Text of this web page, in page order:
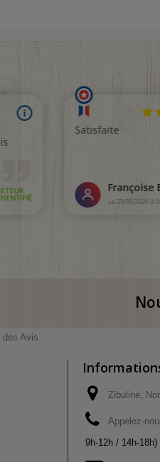
Zibuline,
Appelez-
9h-12h / 14h-18h)
des Avis